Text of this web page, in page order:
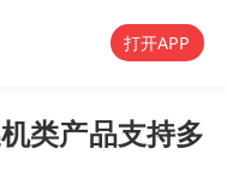
打开APP
类产品支持多